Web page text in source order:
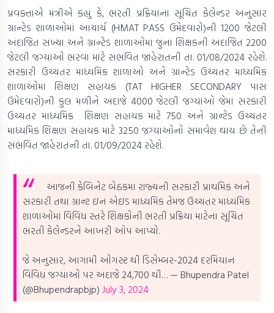
પ્રવક્તાએ મંત્રીએ કહ્યું કે, ભરતી પ્રક્રિયાના સૂચિત કેલેન્‍ડર અનુસાર
ગ્રાન્ટેડ શાળાઓમાં આચાર્ય (HMAT PASS ઉમેદવારો)ની 1200 જેટલી
અંદાજિત સંખ્યા અને ગ્રાન્ટેડ શાળાઓમાં જુના શિક્ષકની અંદાજિત 2200
જેટલી જગ્યાઓ ભરવા માટે સંભવિત જાહેરાતની તા. 01/08/2024 રહેશે.
સરકારી ઉચ્ચતર માધ્યમિક શાળાઓ અને ગ્રાન્ટેડ ઉચ્ચતર માધ્યમિક
શાળાઓમાં શિક્ષણ સહાયક (TAT HIGHER SECONDARY પાસ
ઉમેદવારો)ની કુલ મળીને અંદાજે 4000 જેટલી જગ્યાઓ જેમાં સરકારી
ઉચ્ચતર માધ્યમિક શિક્ષણ સહાયક માટે 750 અને ગ્રાન્‍ટેડ ઉચ્ચતર
માધ્યમિક શિક્ષણ સહાયક માટે 3250 જગ્યાઓનો સમાવેશ થાય છે તેની
સંભવિત જાહેરાતની તા. 01/09/2024 રહેશે.
આજની કેબિનેટ બેઠકમાં રાજ્યની સરકારી પ્રાથમિક અને
સરકારી તથા ગ્રાન્‍ટ ઇન એઇડ માધ્યમિક તેમજ ઉચ્ચતર માધ્યમિક
શાળાઓમાં વિવિધ સ્તરે શિક્ષકોની ભરતી પ્રક્રિયા માટેના સૂચિત
ભરતી કેલેન્‍ડરને આખરી ઓપ આપ્યો.
જે અનુસાર, આગામી ઓગસ્ટ થી ડિસેમ્બર-2024 દરમિયાન
વિવિધ જગ્યાઓ પર અંદાજે 24,700 થી… — Bhupendra Patel
(@Bhupendrapbjp) July 3, 2024